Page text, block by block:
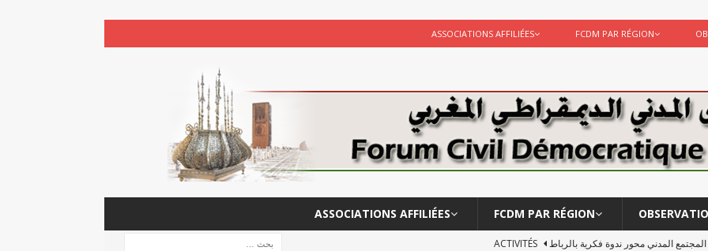
FCDM PAR RÉGION
ASSOCIATIONS AFFILIÉES
FCDM PAR RÉGION
ASSOCIATIONS AFFILIÉES
المجتمع المدني محور ندوة فكرية بالرباط